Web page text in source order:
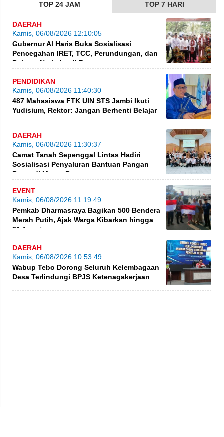
TOP 24 JAM TOP 7 HARI
DAERAH
Kamis, 06/08/2026 12:10:05
Gubernur Al Haris Buka Sosialisasi
Pencegahan IRET, TCC, Perundungan, dan
Bahaya Narkoba di Bungo
PENDIDIKAN
Kamis, 06/08/2026 11:40:30
487 Mahasiswa FTK UIN STS Jambi Ikuti
Yudisium, Rektor: Jangan Berhenti Belajar
DAERAH
Kamis, 06/08/2026 11:30:37
Camat Tanah Sepenggal Lintas Hadiri
Sosialisasi Penyaluran Bantuan Pangan
Beras di Muara Bungo
EVENT
Kamis, 06/08/2026 11:19:49
Pemkab Dharmasraya Bagikan 500 Bendera
Merah Putih, Ajak Warga Kibarkan hingga
31 Agustus
DAERAH
Kamis, 06/08/2026 10:53:49
Wabup Tebo Dorong Seluruh Kelembagaan
Desa Terlindungi BPJS Ketenagakerjaan